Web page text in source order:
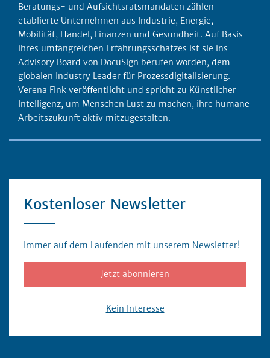
Beratungs- und Aufsichtsratsmandaten zählen
etablierte Unternehmen aus Industrie, Energie,
Mobilität, Handel, Finanzen und Gesundheit. Auf Basis
ihres umfangreichen Erfahrungsschatzes ist sie ins
Advisory Board von DocuSign berufen worden, dem
globalen Industry Leader für Prozessdigitalisierung.
Verena Fink veröffentlicht und spricht zu Künstlicher
Intelligenz, um Menschen Lust zu machen, ihre humane
Arbeitszukunft aktiv mitzugestalten.
Kostenloser Newsletter
Immer auf dem Laufenden mit unserem Newsletter!
Jetzt abonnieren
Kein Interesse